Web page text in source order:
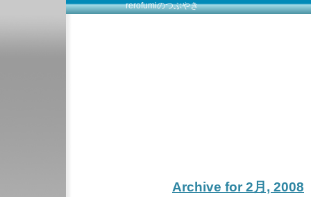
rerofumiのつぶやき
Archive for 2月, 2008